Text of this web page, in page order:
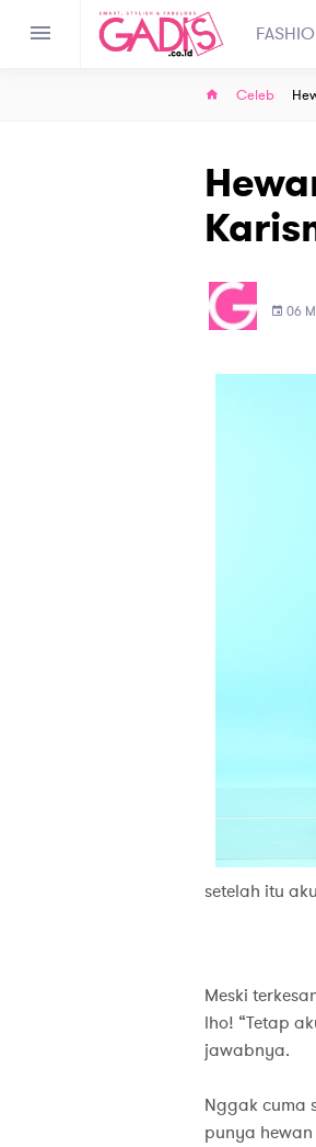
Celeb
06
setelah itu
Meski
lho! “Tetap
jawabnya.
Nggak cuma
punya